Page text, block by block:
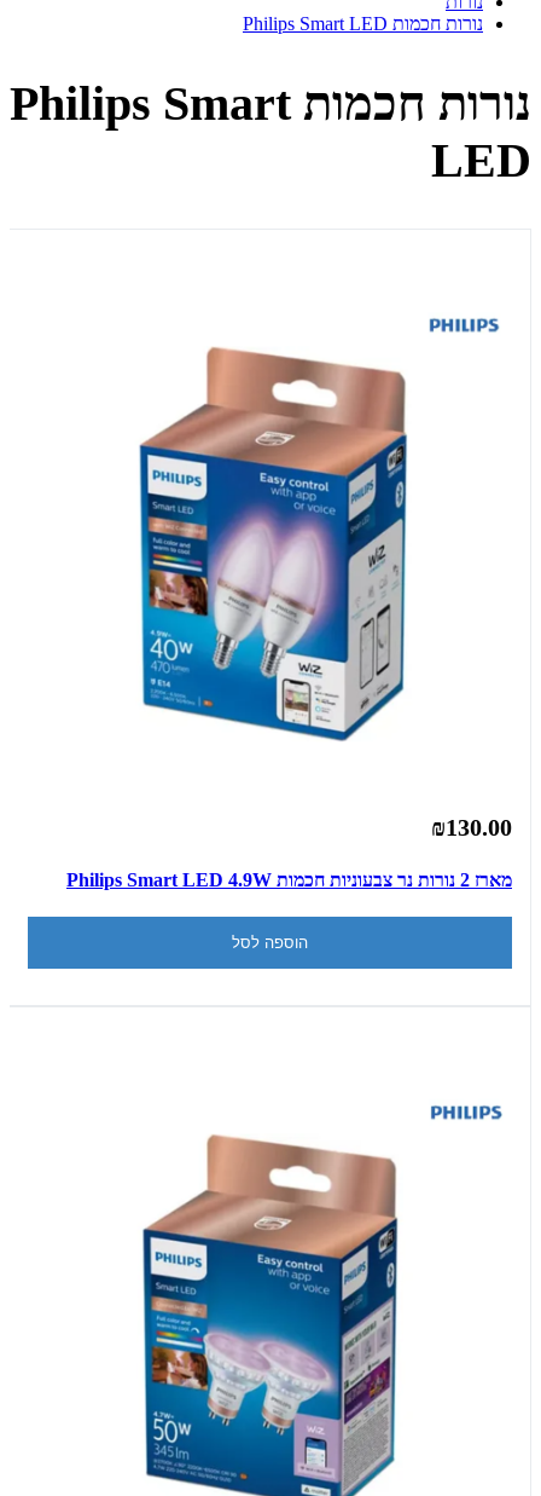
נורות חכמות Philips Smart LED
נורות חכמות Philips Smart
LED
₪130.00
מארז 2 נורות נר צבעוניות חכמות Philips Smart LED 4.9W
הוספה לסל